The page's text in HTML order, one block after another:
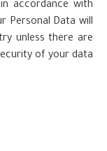
accordance with
Personal Data will
unless there are
of your data